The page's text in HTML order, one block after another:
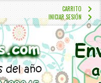
CARRITO
INICIAR SESIÓN